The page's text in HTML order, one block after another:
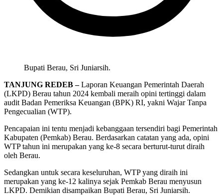
Bupati Berau, Sri Juniarsih.
TANJUNG REDEB –Laporan Keuangan Pemerintah Daerah
(LKPD) Berau tahun 2024 kembali meraih opini tertinggi dalam
audit Badan Pemeriksa Keuangan (BPK) RI, yakni Wajar Tanpa
Pengecualian (WTP).
Pencapaian ini tentu menjadi kebanggaan tersendiri bagi Pemerintah
Kabupaten (Pemkab) Berau. Berdasarkan catatan yang ada, opini
WTP tahun ini merupakan yang ke-8 secara berturut-turut diraih
oleh Berau.
Sedangkan untuk secara keseluruhan, WTP yang diraih ini
merupakan yang ke-12 kalinya sejak Pemkab Berau menyusun
LKPD. Demikian disampaikan Bupati Berau, Sri Juniarsih.